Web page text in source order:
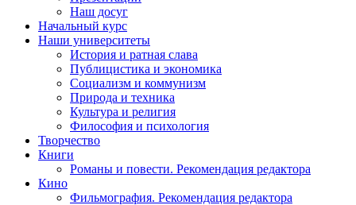
Наш досуг
Начальный курс
Наши университеты
История и ратная слава
Публицистика и экономика
Социализм и коммунизм
Природа и техника
Культура и религия
Философия и психология
Творчество
Книги
Романы и повести. Рекомендация редактора
Кино
Фильмография. Рекомендация редактора